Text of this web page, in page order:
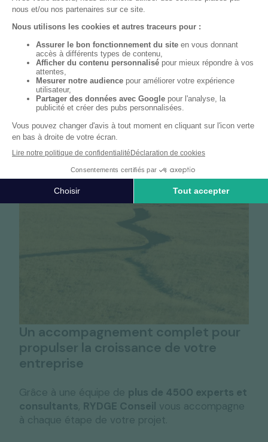
Un accompagnement complet pour
propulser la croissance de votre
entreprise
Grâce à une équipe de plus de 4500 experts et
consultants, RYDGE Conseil vous accompagne
à chaque étape de votre projet.